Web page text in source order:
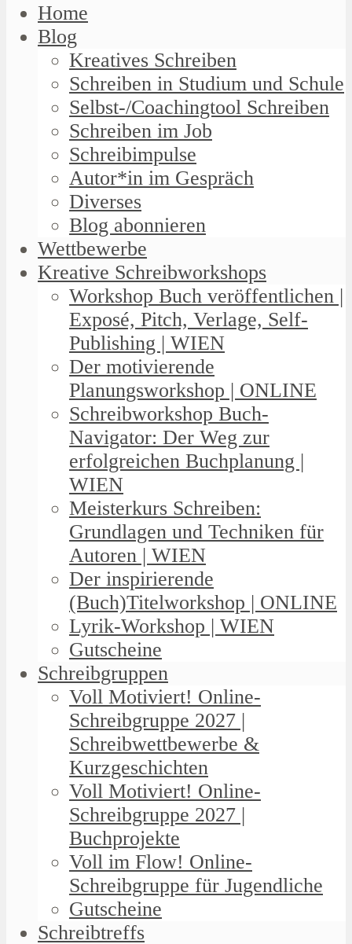
Home
Blog
Kreatives Schreiben
Schreiben in Studium und Schule
Selbst-/Coachingtool Schreiben
Schreiben im Job
Schreibimpulse
Autor*in im Gespräch
Diverses
Blog abonnieren
Wettbewerbe
Kreative Schreibworkshops
Workshop Buch veröffentlichen |
Exposé, Pitch, Verlage, Self-
Publishing | WIEN
Der motivierende
Planungsworkshop | ONLINE
Schreibworkshop Buch-
Navigator: Der Weg zur
erfolgreichen Buchplanung |
WIEN
Meisterkurs Schreiben:
Grundlagen und Techniken für
Autoren | WIEN
Der inspirierende
(Buch)Titelworkshop | ONLINE
Lyrik-Workshop | WIEN
Gutscheine
Schreibgruppen
Voll Motiviert! Online-
Schreibgruppe 2027 |
Schreibwettbewerbe &
Kurzgeschichten
Voll Motiviert! Online-
Schreibgruppe 2027 |
Buchprojekte
Voll im Flow! Online-
Schreibgruppe für Jugendliche
Gutscheine
Schreibtreffs